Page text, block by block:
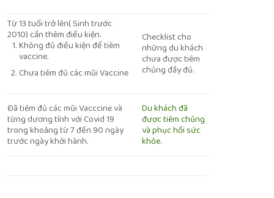
Từ 13 tuổi trở lên( Sinh trước
2010) cần thêm điều kiện.
Không đủ điều kiện để tiêm
vaccine.
Chưa tiêm đủ các mũi Vaccine
Checklist cho
những du khách
chưa được tiêm
chủng đầy đủ.
Đã tiêm đủ các mũi Vacccine và
từng dương tính với Covid 19
trong khoảng từ 7 đến 90 ngày
trước ngày khởi hành.
Du khách đã
được tiêm chủng
và phục hồi sức
khỏe.